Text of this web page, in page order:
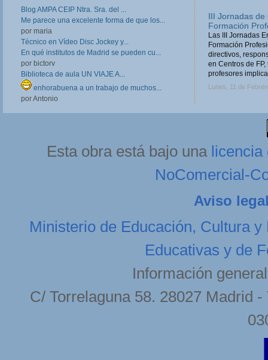
Blog AMPA CEIP Ntra. Sra. del ...
Me parece una excelente forma de que los...
por maria
Técnico en Vídeo Disc Jockey y...
En qué institutos de Madrid se pueden cu...
por bictorv
Biblioteca de aula UN VIAJE A...
enhorabuena a un trabajo de muchos...
por Antonio
III Jornadas
Formación
Las III Jornadas
Formación
directivos,
en Centros de
profesores
Lunes, 11 de
Esta obra está bajo una licencia
NoComercial-
Aviso
Ministerio de Educación, Cultura y
Educativas y de
Información
C/ Torrelaguna 58. 28027 Madrid